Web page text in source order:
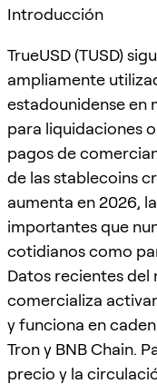
Introducción
TrueUSD (TUSD)
ampliamente
estadounidense en
para liquidaciones
pagos de
de las stablecoins
aumenta en 2026,
importantes que
cotidianos como
Datos recientes del
comercializa
y funciona en
Tron y BNB Chain.
precio y la